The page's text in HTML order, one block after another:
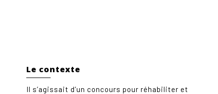
Le contexte
Il s’agissait d’un concours pour réhabiliter et